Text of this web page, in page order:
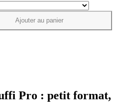
Ajouter au panier
Pro : petit format,